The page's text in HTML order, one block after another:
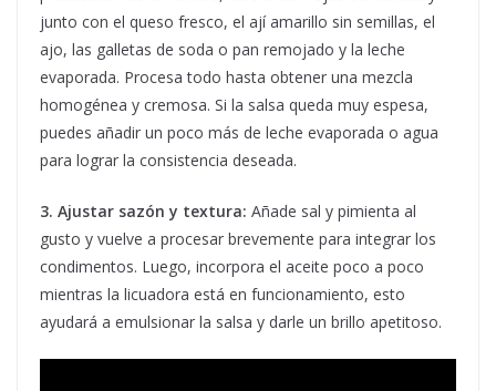
junto con el queso fresco, el ají amarillo sin semillas, el
ajo, las galletas de soda o pan remojado y la leche
evaporada. Procesa todo hasta obtener una mezcla
homogénea y cremosa. Si la salsa queda muy espesa,
puedes añadir un poco más de leche evaporada o agua
para lograr la consistencia deseada.
3. Ajustar sazón y textura: Añade sal y pimienta al
gusto y vuelve a procesar brevemente para integrar los
condimentos. Luego, incorpora el aceite poco a poco
mientras la licuadora está en funcionamiento, esto
ayudará a emulsionar la salsa y darle un brillo apetitoso.